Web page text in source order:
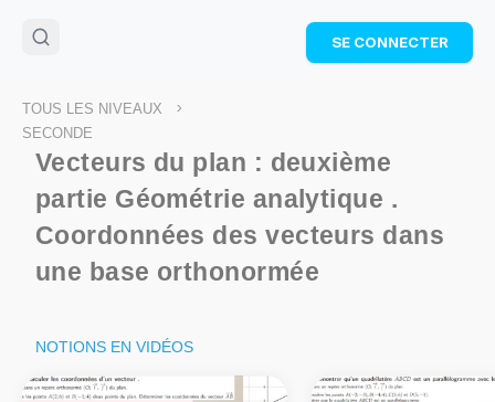
🌴Cahier de vacances offert
: révise les maths cet
Télécharge ton PDF gratuit et progresse avec des
SE CONNECTER
TOUS LES NIVEAUX >
SECONDE
Vecteurs du plan : deuxième
partie Géométrie analytique .
Coordonnées des vecteurs dans
une base orthonormée
NOTIONS EN VIDÉOS